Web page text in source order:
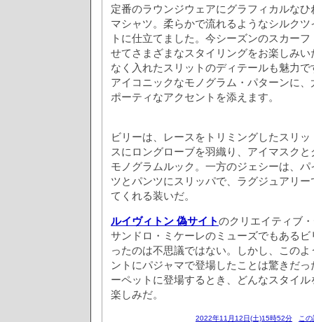
定番のラウンジウェアにグラフィカルな
マシャツ。柔らかで流れるようなシルク
トに仕立てました。今シーズンのスカー
せてさまざまなスタイリングをお楽しみ
なく入れたスリットのディテールも魅力
アイコニックなモノグラム・パターンに
ポーティなアクセントを添えます。
ビリーは、レースをトリミングしたスリ
スにロングローブを羽織り、アイマスク
モノグラムルック。一方のジェシーは、
ツとパンツにスリッパで、ラグジュアリ
てくれる装いだ。
ルイヴィトン 偽サイトのクリエイティブ
サンドロ・ミケーレのミューズでもある
ったのは不思議ではない。しかし、この
ントにパジャマで登場したことは驚きだ
ーペットに登場するとき、どんなスタイ
楽しみだ。
2022年11月12日(土)15時52分 こ